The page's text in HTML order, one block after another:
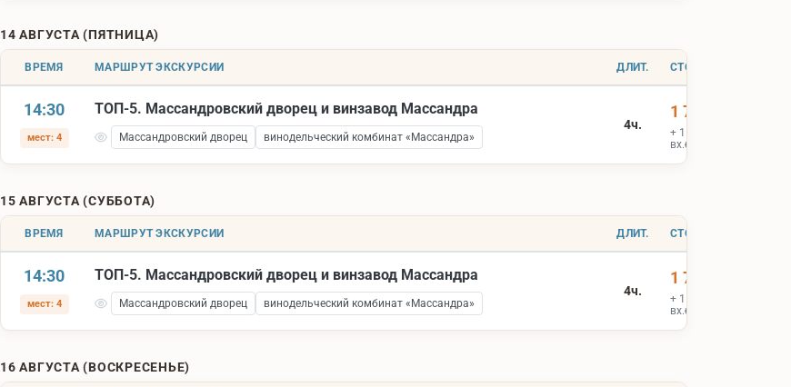
14 АВГУСТА (ПЯТНИЦА)
ВРЕМЯ МАРШРУТ ЭКСКУРСИИ ДЛИТ. СТОИМОСТЬ
14:30
мест: 4
ТОП-5. Массандровский дворец и винзавод Массандра
Массандровский дворец винодельческий комбинат «Массандра»
4ч.
1 700 ₽
+ 1 900 ₽
вх.билеты
15 АВГУСТА (СУББОТА)
ВРЕМЯ МАРШРУТ ЭКСКУРСИИ ДЛИТ. СТОИМОСТЬ
14:30
мест: 4
ТОП-5. Массандровский дворец и винзавод Массандра
Массандровский дворец винодельческий комбинат «Массандра»
4ч.
1 700 ₽
+ 1 900 ₽
вх.билеты
16 АВГУСТА (ВОСКРЕСЕНЬЕ)